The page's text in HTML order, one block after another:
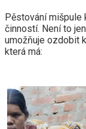
Pěstování mišpule
činností. Není to
umožňuje ozdobit
která má: